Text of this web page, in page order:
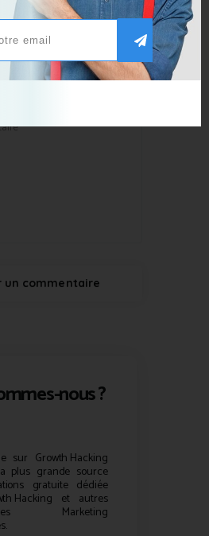
nous ?
sur Growth Hacking
plus grande source
gratuite dédiée
Hacking et autres
Marketing